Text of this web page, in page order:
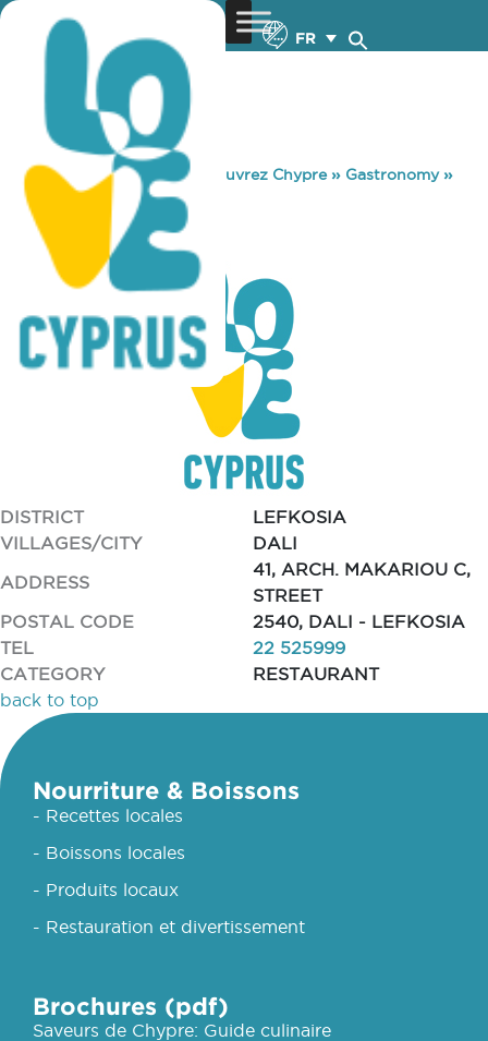
FR
You are here: Home »Découvrez Chypre» Gastronomy»
KONA KAI 4
KONA KAI 4
DISTRICT
LEFKOSIA
VILLAGES/CITY
DALI
ADDRESS
41, ARCH. MAKARIOU C,
STREET
POSTAL CODE
2540, DALI - LEFKOSIA
TEL
22 525999
CATEGORY
RESTAURANT
back to top
Nourriture & Boissons
- Recettes locales
- Boissons locales
- Produits locaux
- Restauration et divertissement
Brochures (pdf)
Saveurs de Chypre: Guide culinaire